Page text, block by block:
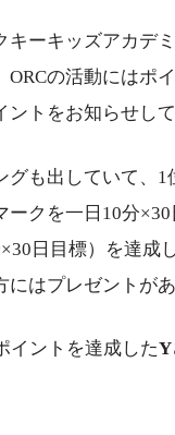
キーキッズアカデ
ORCの活動にはポ
ントをお知らせして
グも出していて、
ークを一日10分
日目標）を達成
にはプレゼントが
イントを達成したY